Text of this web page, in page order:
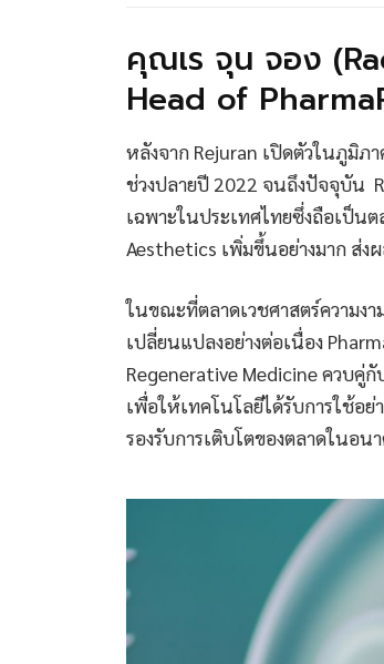
คุณเร จุน จอง
Head of
หลังจาก Rejuran เปิดตัวในภูมิภ
ช่วงปลายปี 2022 จนถึงปัจจุบัน
เฉพาะในประเทศไทยซึ่งถือเป็น
Aesthetics เพิ่มขึ้นอย่างมาก ส่ง
ในขณะที่ตลาดเวชศาสตร์ความง
เปลี่ยนแปลงอย่างต่อเนื่อง
Regenerative Medicine ควบคู่
เพื่อให้เทคโนโลยีได้รับการใช้อ
รองรับการเติบโตของตลาดในอน